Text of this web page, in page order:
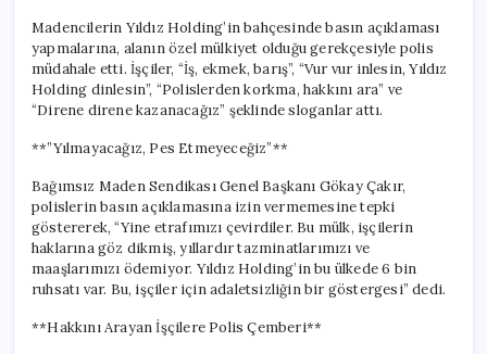
Madencilerin Yıldız Holding’in bahçesinde basın açıklaması
yapmalarına, alanın özel mülkiyet olduğu gerekçesiyle polis
müdahale etti. İşçiler, “İş, ekmek, barış”, “Vur vur inlesin, Yıldız
Holding dinlesin”, “Polislerden korkma, hakkını ara” ve
“Direne direne kazanacağız” şeklinde sloganlar attı.
**”Yılmayacağız, Pes Etmeyeceğiz”**
Bağımsız Maden Sendikası Genel Başkanı Gökay Çakır,
polislerin basın açıklamasına izin vermemesine tepki
göstererek, “Yine etrafımızı çevirdiler. Bu mülk, işçilerin
haklarına göz dikmiş, yıllardır tazminatlarımızı ve
maaşlarımızı ödemiyor. Yıldız Holding’in bu ülkede 6 bin
ruhsatı var. Bu, işçiler için adaletsizliğin bir göstergesi” dedi.
**Hakkını Arayan İşçilere Polis Çemberi**